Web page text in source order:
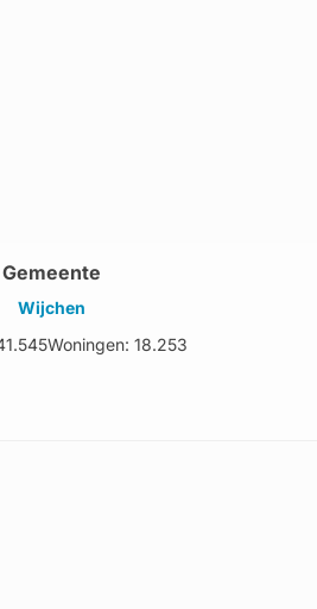
Gemeente
Wijchen
Woningen: 18.253